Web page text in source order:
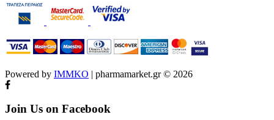
Powered by IMMKO | pharmamarket.gr © 2026
Join Us on Facebook